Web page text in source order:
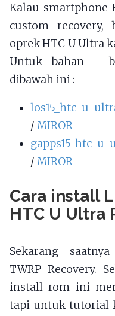
Kalau smartphone
custom
oprek HTC U Ultra
Untuk bahan -
dibawah ini :
los15_htc-u-
/MIROR
gapps15_htc-
/MIROR
Cara install
HTC U Ultra
Sekarang
TWRP Recovery.
install rom ini
tapi untuk tutorial